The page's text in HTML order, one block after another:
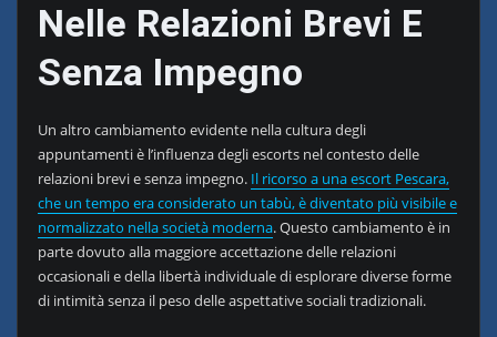
Nelle Relazioni Brevi E
Senza Impegno
Un altro cambiamento evidente nella cultura degli
appuntamenti è l’influenza degli escorts nel contesto delle
relazioni brevi e senza impegno. Il ricorso a una escort Pescara,
che un tempo era considerato un tabù, è diventato più visibile e
normalizzato nella società moderna. Questo cambiamento è in
parte dovuto alla maggiore accettazione delle relazioni
occasionali e della libertà individuale di esplorare diverse forme
di intimità senza il peso delle aspettative sociali tradizionali.